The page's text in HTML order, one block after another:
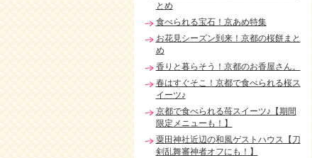
とめ
食べられる宝石！京あめ特集
お花見シーズン到来！京都の桜餅まと
め
香りと暮らそう！京都のお香屋さん。
春はすぐそこ！京都で食べられる桜ス
イーツ♪
京都で食べられる苺スイーツ♪【期間
限定メニューも！】
粟田神社近辺の和風ゲストハウス【刀
剣乱舞審神者オフにも！】